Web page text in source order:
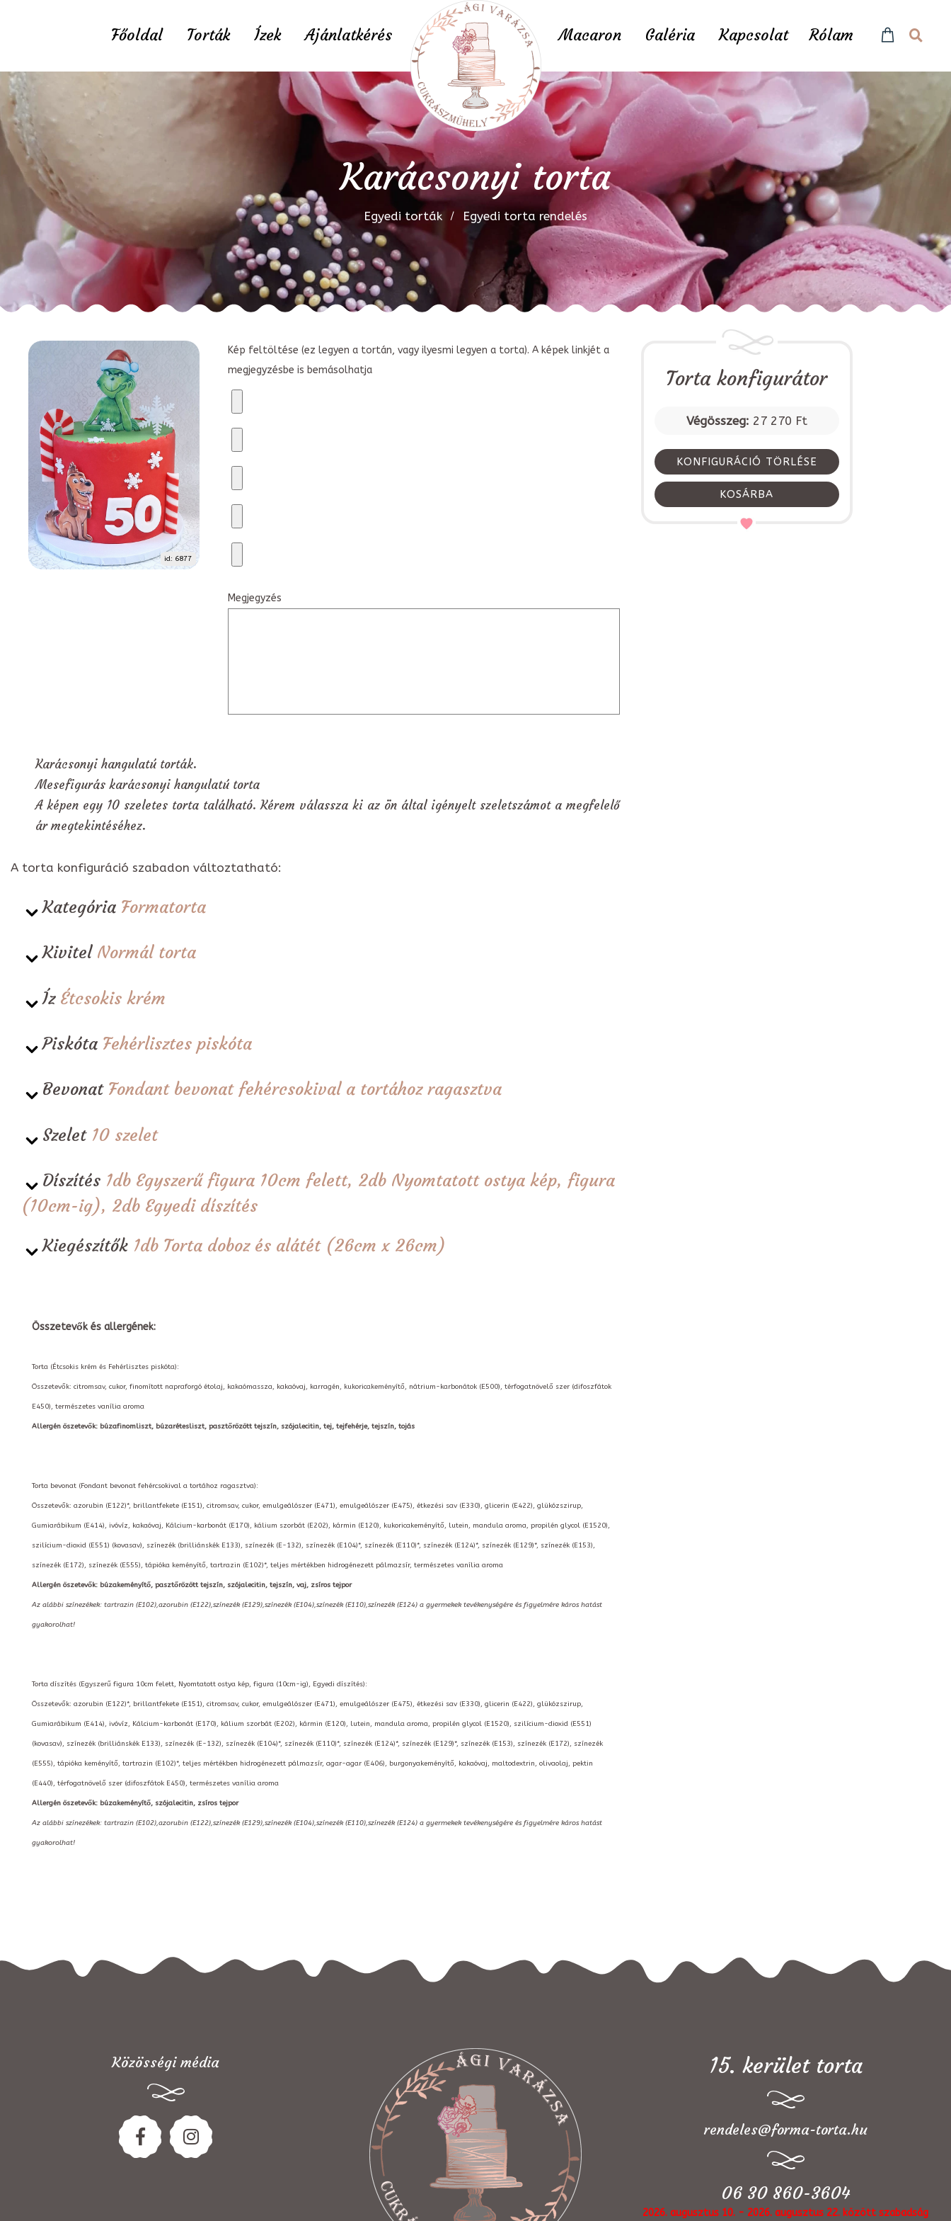
Főoldal Torták Ízek Ajánlatkérés Macaron Galéria Kapcsolat Rólam
Karácsonyi torta
Egyedi torták Egyedi torta rendelés
id: 6877
Kép feltöltése (ez legyen a tortán, vagy ilyesmi legyen a torta). A képek linkjét a
megjegyzésbe is bemásolhatja
Megjegyzés
Karácsonyi hangulatú torták.
Mesefigurás karácsonyi hangulatú torta
A képen egy 10 szeletes torta található. Kérem válassza ki az ön által igényelt szeletszámot a megfelelő
ár megtekintéséhez.
A torta konfiguráció szabadon változtatható:
Kategória Formatorta
Kivitel Normál torta
Íz Étcsokis krém
Piskóta Fehérlisztes piskóta
Bevonat Fondant bevonat fehércsokival a tortához ragasztva
Szelet 10 szelet
Díszítés 1db Egyszerű figura 10cm felett, 2db Nyomtatott ostya kép, figura
(10cm-ig), 2db Egyedi díszítés
Kiegészítők 1db Torta doboz és alátét (26cm x 26cm)
Torta konfigurátor
Végösszeg: 27 270 Ft
KONFIGURÁCIÓ TÖRLÉSE
KOSÁRBA
Összetevők és allergének:
Torta (Étcsokis krém és Fehérlisztes piskóta):
Összetevők: citromsav, cukor, finomított napraforgó étolaj, kakaómassza, kakaóvaj, karragén, kukoricakeményítő, nátrium-karbonátok (E500), térfogatnövelő szer (difoszfátok
E450), természetes vanília aroma
Allergén öszetevők: búzafinomliszt, búzarétesliszt, pasztőrözött tejszín, szójalecitin, tej, tejfehérje, tejszín, tojás
Torta bevonat (Fondant bevonat fehércsokival a tortához ragasztva):
Összetevők: azorubin (E122)*, brillantfekete (E151), citromsav, cukor, emulgeálószer (E471), emulgeálószer (E475), étkezési sav (E330), glicerin (E422), glükózszirup,
Gumiarábikum (E414), ivóvíz, kakaóvaj, Kálcium-karbonát (E170), kálium szorbát (E202), kármin (E120), kukoricakeményítő, lutein, mandula aroma, propilén glycol (E1520),
szilícium-dioxid (E551) (kovasav), színezék (brilliánskék E133), színezék (E-132), színezék (E104)*, színezék (E110)*, színezék (E124)*, színezék (E129)*, színezék (E153),
színezék (E172), színezék (E555), tápióka keményítő, tartrazin (E102)*, teljes mértékben hidrogénezett pálmazsír, természetes vanília aroma
Allergén öszetevők: búzakeményítő, pasztőrözött tejszín, szójalecitin, tejszín, vaj, zsíros tejpor
Az alábbi színezékek: tartrazin (E102),azorubin (E122),színezék (E129),színezék (E104),színezék (E110),színezék (E124) a gyermekek tevékenységére és figyelmére káros hatást
gyakorolhat!
Torta díszítés (Egyszerű figura 10cm felett, Nyomtatott ostya kép, figura (10cm-ig), Egyedi díszítés):
Összetevők: azorubin (E122)*, brillantfekete (E151), citromsav, cukor, emulgeálószer (E471), emulgeálószer (E475), étkezési sav (E330), glicerin (E422), glükózszirup,
Gumiarábikum (E414), ivóvíz, Kálcium-karbonát (E170), kálium szorbát (E202), kármin (E120), lutein, mandula aroma, propilén glycol (E1520), szilícium-dioxid (E551)
(kovasav), színezék (brilliánskék E133), színezék (E-132), színezék (E104)*, színezék (E110)*, színezék (E124)*, színezék (E129)*, színezék (E153), színezék (E172), színezék
(E555), tápióka keményítő, tartrazin (E102)*, teljes mértékben hidrogénezett pálmazsír, agar-agar (E406), burgonyakeményítő, kakaóvaj, maltodextrin, olivaolaj, pektin
(E440), térfogatnövelő szer (difoszfátok E450), természetes vanília aroma
Allergén öszetevők: búzakeményítő, szójalecitin, zsíros tejpor
Az alábbi színezékek: tartrazin (E102),azorubin (E122),színezék (E129),színezék (E104),színezék (E110),színezék (E124) a gyermekek tevékenységére és figyelmére káros hatást
gyakorolhat!
Közösségi média 15. kerület torta
rendeles@forma-torta.hu
06 30 860-3604
2026. augusztus 10. - 2026. augusztus 22. között szabadság